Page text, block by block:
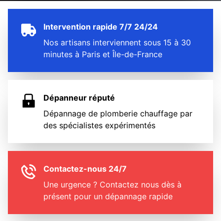
Intervention rapide 7/7 24/24
Nos artisans interviennent sous 15 à 30
minutes à Paris et Île-de-France
Dépanneur réputé
Dépannage de plomberie chauffage par
des spécialistes expérimentés
Contactez-nous 24/7
Une urgence ? Contactez nous dès à
présent pour un dépannage rapide